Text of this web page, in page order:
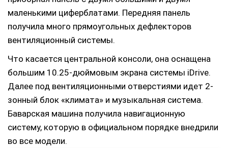
маленькими циферблатами. Передняя панель
получила много прямоугольных дефлекторов
вентиляционный системы.
Что касается центральной консоли, она оснащена
большим 10.25-дюймовым экрана системы iDrive.
Далее под вентиляционными отверстиями идет 2-
зонный блок «климата» и музыкальная система.
Баварская машина получила навигационную
систему, которую в официальном порядке внедрили
во все модели.